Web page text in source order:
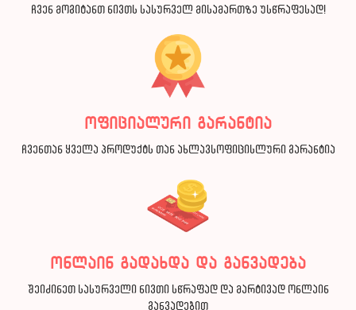
ჩვენ მოგიტანთ ნივთს სასურველ მისამართზე უსწრაფესად!
ოფიციალური გარანტია
ჩვენთან ყველა პროდუქტს თან ახლავსოფიცისლური გარანტია
ონლაინ გადახდა და განვადება
შეიძინეთ სასურველი ნივთი სწრაფად და მარტივად ონლაინ
განვადებით